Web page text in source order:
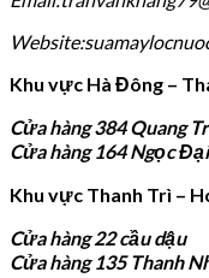
Khu vực Hà Đông –
Cửa hàng 384 Quang
Cửa hàng 164 Ngọc
Khu vực Thanh Trì –
Cửa hàng 22 cầu dậu
Cửa hàng 135 Thanh